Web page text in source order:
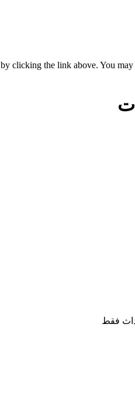
by clicking the link above. You may
فقط